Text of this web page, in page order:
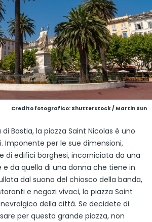
Credito fotografico: Shutterstock / Martin Sun
Bastia, la piazza Saint Nicolas è uno
Imponente per le sue dimensioni,
di edifici borghesi, incorniciata da una
e da quella di una donna che tiene in
dal suono del chiosco della banda,
e negozi vivaci, la piazza Saint
della città. Se decidete di
per questa grande piazza, non